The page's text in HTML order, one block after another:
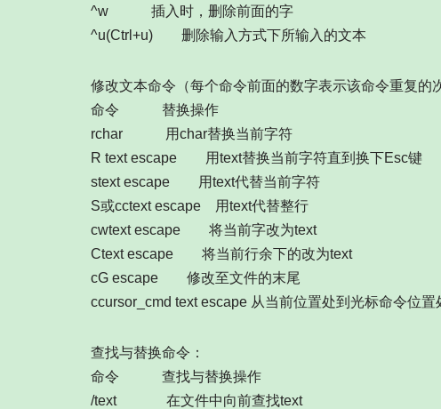
^w 插入时，删除前面的字
^u(Ctrl+u) 删除输入方式下所输入的文本
修改文本命令（每个命令前面的数字表示该命令重复的
命令 替换操作
rchar 用char替换当前字符
R text escape 用text替换当前字符直到换下Esc键
stext escape 用text代替当前字符
S或cctext escape 用text代替整行
cwtext escape 将当前字改为text
Ctext escape 将当前行余下的改为text
cG escape 修改至文件的末尾
ccursor_cmd text escape 从当前位置处到光标命令位置
查找与替换命令：
命令 查找与替换操作
/text 在文件中向前查找text